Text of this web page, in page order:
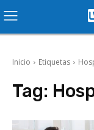
Inicio Etiquetas
Tag: